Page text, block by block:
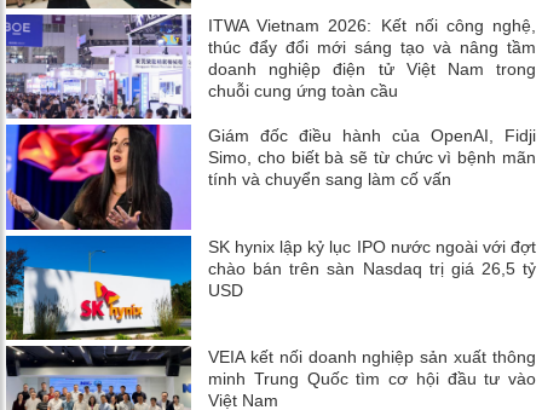
ITWA Vietnam 2026: Kết nối công nghệ,
thúc đẩy đổi mới sáng tạo và nâng tầm
doanh nghiệp điện tử Việt Nam trong
chuỗi cung ứng toàn cầu
Giám đốc điều hành của OpenAI, Fidji
Simo, cho biết bà sẽ từ chức vì bệnh mãn
tính và chuyển sang làm cố vấn
SK hynix lập kỷ lục IPO nước ngoài với đợt
chào bán trên sàn Nasdaq trị giá 26,5 tỷ
USD
VEIA kết nối doanh nghiệp sản xuất thông
minh Trung Quốc tìm cơ hội đầu tư vào
Việt Nam